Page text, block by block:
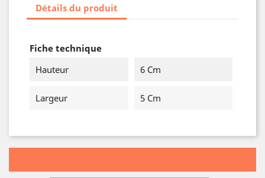
Détails du produit
Fiche technique
Hauteur
6 Cm
Largeur 5 Cm